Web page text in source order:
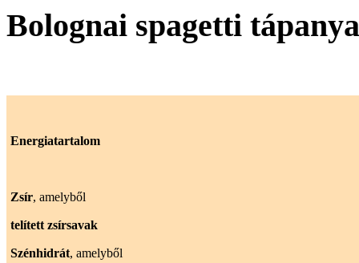
Bolognai spagetti
Energiatartalom
Zsír, amelyből
telített zsírsavak
Szénhidrát, amelyből